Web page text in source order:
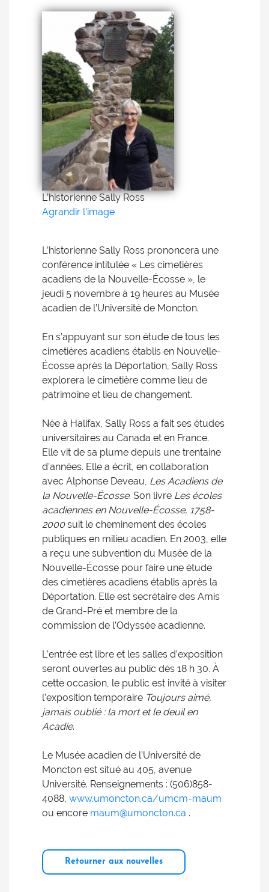
L’historienne Sally Ross
Agrandir l'image
L’historienne Sally Ross prononcera une
conférence intitulée « Les cimetières
acadiens de la Nouvelle-Écosse », le
jeudi 5 novembre à 19 heures au Musée
acadien de l’Université de Moncton.
En s’appuyant sur son étude de tous les
cimetières acadiens établis en Nouvelle-
Écosse après la Déportation, Sally Ross
explorera le cimetière comme lieu de
patrimoine et lieu de changement.
Née à Halifax, Sally Ross a fait ses études
universitaires au Canada et en France.
Elle vit de sa plume depuis une trentaine
d’années. Elle a écrit, en collaboration
avec Alphonse Deveau, Les Acadiens de
la Nouvelle-Écosse. Son livre Les écoles
acadiennes en Nouvelle-Écosse, 1758-
2000suit le cheminement des écoles
publiques en milieu acadien. En 2003, elle
a reçu une subvention du Musée de la
Nouvelle-Écosse pour faire une étude
des cimetières acadiens établis après la
Déportation. Elle est secrétaire des Amis
de Grand-Pré et membre de la
commission de l’Odyssée acadienne.
L’entrée est libre et les salles d’exposition
seront ouvertes au public dès 18 h 30. À
cette occasion, le public est invité à visiter
l’exposition temporaire Toujours aimé,
jamais oublié : la mort et le deuil en
Acadie.
Le Musée acadien de l’Université de
Moncton est situé au 405, avenue
Université. Renseignements : (506)858-
4088, www.umoncton.ca/umcm-maum
ou encore maum@umoncton.ca .
Retourner aux nouvelles